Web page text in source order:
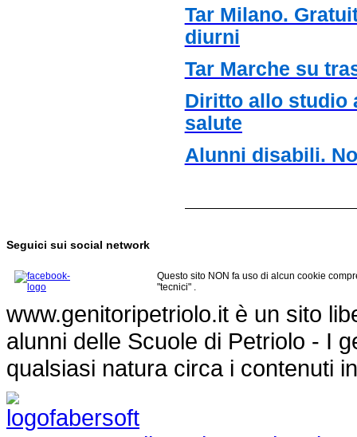
Tar Milano.
diurni
Tar Marche su
Diritto allo studio
salute
Alunni disabili.
Seguici sui social network
Questo sito NON fa uso di alcun cookie
"tecnici" .
www.genitoripetriolo.it è un sito
alunni delle Scuole di Petriolo - I
qualsiasi natura circa i contenuti